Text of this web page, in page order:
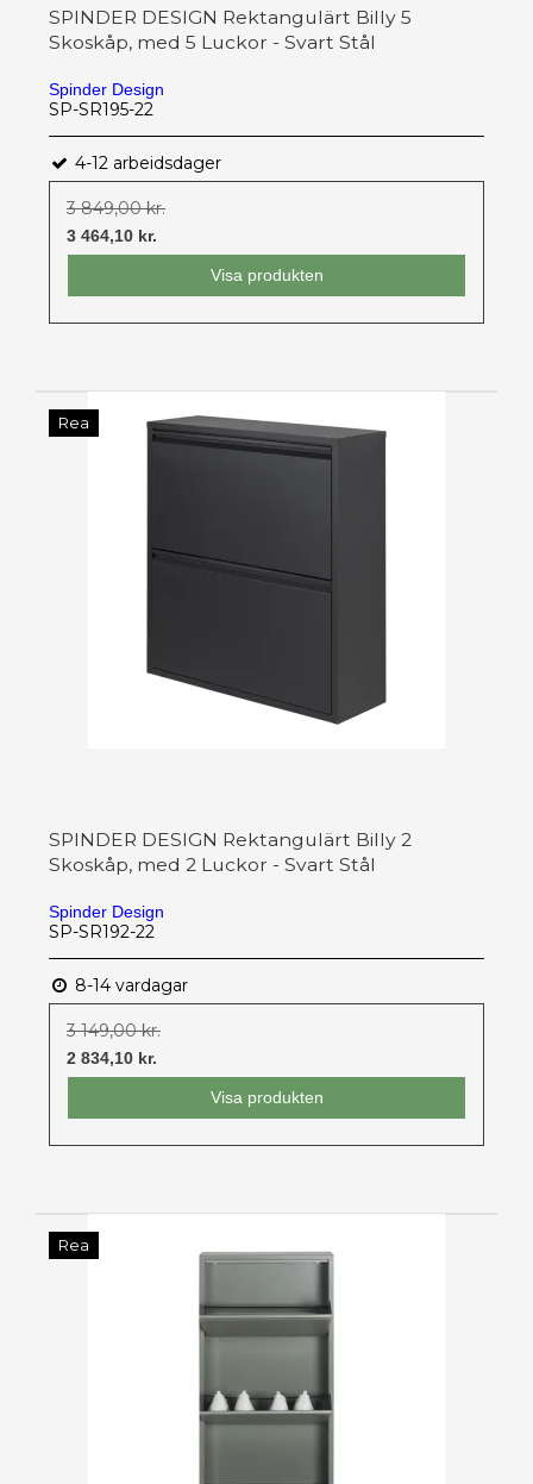
SPINDER DESIGN Rektangulärt Billy 5
Skoskåp, med 5 Luckor - Svart Stål
Spinder Design
SP-SR195-22
4-12 arbeidsdager
3 849,00 kr.
3 464,10 kr.
Visa produkten
Rea
SPINDER DESIGN Rektangulärt Billy 2
Skoskåp, med 2 Luckor - Svart Stål
Spinder Design
SP-SR192-22
8-14 vardagar
3 149,00 kr.
2 834,10 kr.
Visa produkten
Rea